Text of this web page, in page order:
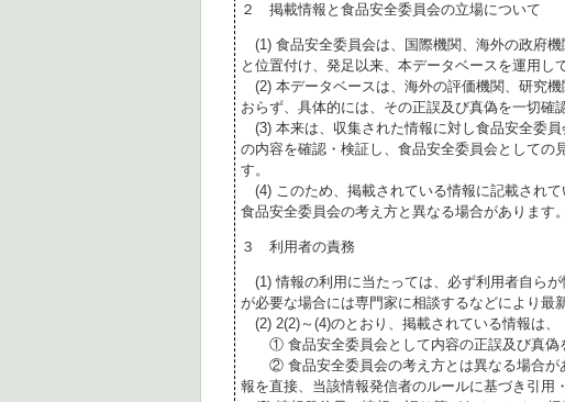
２ 掲載情報と食品安全委員会の立場について
(1) 食品安全委員会は、国際機関、海外の政府
と位置付け、発足以来、本データベースを運用し
(2) 本データベースは、海外の評価機関、研究
おらず、具体的には、その正誤及び真偽を一切確
(3) 本来は、収集された情報に対し食品安全委
の内容を確認・検証し、食品安全委員会としての
す。
(4) このため、掲載されている情報に記載され
食品安全委員会の考え方と異なる場合があります。
３ 利用者の責務
(1) 情報の利用に当たっては、必ず利用者自ら
が必要な場合には専門家に相談するなどにより最
(2) 2(2)～(4)のとおり、掲載されている情報は、
① 食品安全委員会として内容の正誤及び真偽
② 食品安全委員会の考え方とは異なる場合があ
報を直接、当該情報発信者のルールに基づき引用